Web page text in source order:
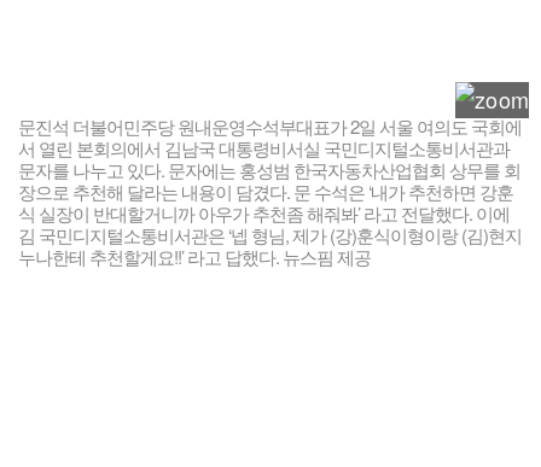
문진석 더불어민주당 원내운영수석부대표가 2일 서울 여의도 국회에
서 열린 본회의에서 김남국 대통령비서실 국민디지털소통비서관과
문자를 나누고 있다. 문자에는 홍성범 한국자동차산업협회 상무를 회
장으로 추천해 달라는 내용이 담겼다. 문 수석은 ‘내가 추천하면 강훈
식 실장이 반대할거니까 아우가 추천좀 해줘봐’ 라고 전달했다. 이에
김 국민디지털소통비서관은 ‘넵 형님, 제가 (강)훈식이형이랑 (김)현지
누나한테 추천할게요!!’ 라고 답했다. 뉴스핌 제공